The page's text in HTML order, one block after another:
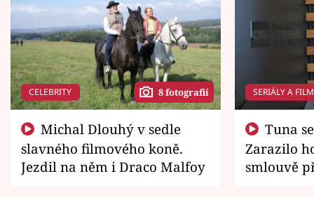
CELEBRITY 8 fotografií
slavného filmového koně.
Jezdil na něm i Draco Malfoy
SERIÁLY A
Zarazilo
smlouvě